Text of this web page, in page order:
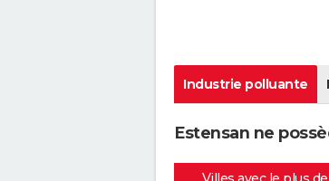
Industrie polluante
Estensan ne